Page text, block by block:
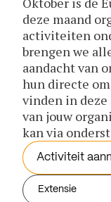
deze maand
activiteiten
brengen we
aandacht van
hun directe
vinden in deze
van jouw
kan via
Activiteit
Extensie